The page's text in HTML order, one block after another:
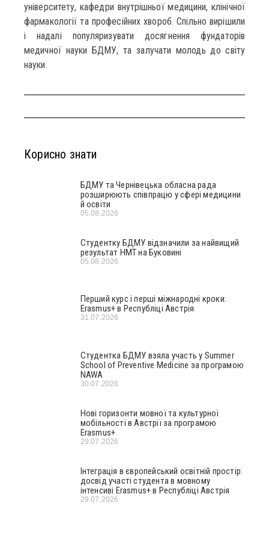
університету, кафедри внутрішньої медицини, клінічної
фармакології та професійних хвороб. Спільно вирішили
і надалі популяризувати досягнення фундаторів
медичної науки БДМУ, та залучати молодь до світу
науки.
Корисно знати
БДМУ та Чернівецька обласна рада
розширюють співпрацю у сфері медицини
й освіти
05.08.2026
Студентку БДМУ відзначили за найвищий
результат НМТ на Буковині
05.08.2026
Перший курс і перші міжнародні кроки:
Erasmus+ в Республіці Австрія
31.07.2026
Студентка БДМУ взяла участь у Summer
School of Preventive Medicine за програмою
NAWA
30.07.2026
Нові горизонти мовної та культурної
мобільності в Австрії за програмою
Erasmus+
29.07.2026
Інтеграція в європейський освітній простір:
досвід участі студента в мовному
інтенсиві Erasmus+ в Республіці Австрія
29.07.2026